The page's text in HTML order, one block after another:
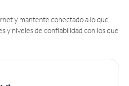
y mantente conectado a lo que
y niveles de confiabilidad con los que